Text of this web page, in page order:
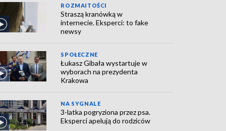
ROZMAITOŚCI
Straszą kranówką w
internecie. Eksperci: to fake
newsy
SPOŁECZNE
Łukasz Gibała wystartuje w
wyborach na prezydenta
Krakowa
NA SYGNALE
3-latka pogryziona przez psa.
Eksperci apelują do rodziców